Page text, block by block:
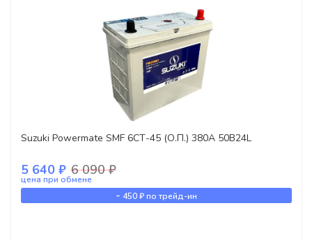
Suzuki Powermate SMF 6СТ-45 (О.П.) 380А 50B24L
5 640 ₽ 6 090 ₽
цена при обмене
- 450 ₽по трейд-ин